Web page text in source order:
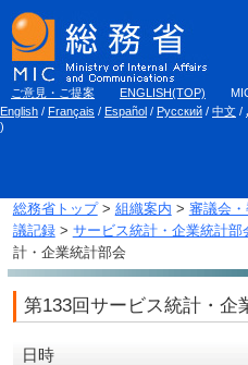
ご意見・ご提案 ENGLISH(TOP)
English / Français / Español / Русский / 中文 /
)
総務省トップ> 組織案内 > 審議会
議記録> サービス統計・企業統計部
計・企業統計部会
第133回サービス統計・企
日時